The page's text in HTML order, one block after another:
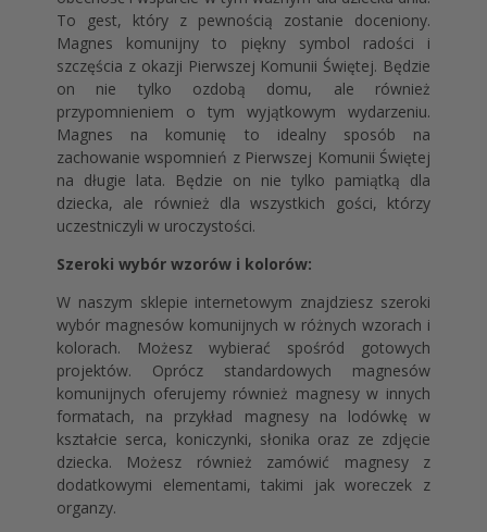
To gest, który z pewnością zostanie doceniony.
Magnes komunijny to piękny symbol radości i
szczęścia z okazji Pierwszej Komunii Świętej. Będzie
on nie tylko ozdobą domu, ale również
przypomnieniem o tym wyjątkowym wydarzeniu.
Magnes na komunię to idealny sposób na
zachowanie wspomnień z Pierwszej Komunii Świętej
na długie lata. Będzie on nie tylko pamiątką dla
dziecka, ale również dla wszystkich gości, którzy
uczestniczyli w uroczystości.
Szeroki wybór wzorów i kolorów:
W naszym sklepie internetowym znajdziesz szeroki
wybór magnesów komunijnych w różnych wzorach i
kolorach. Możesz wybierać spośród gotowych
projektów. Oprócz standardowych magnesów
komunijnych oferujemy również magnesy w innych
formatach, na przykład magnesy na lodówkę w
kształcie serca, koniczynki, słonika oraz ze zdjęcie
dziecka. Możesz również zamówić magnesy z
dodatkowymi elementami, takimi jak woreczek z
organzy.